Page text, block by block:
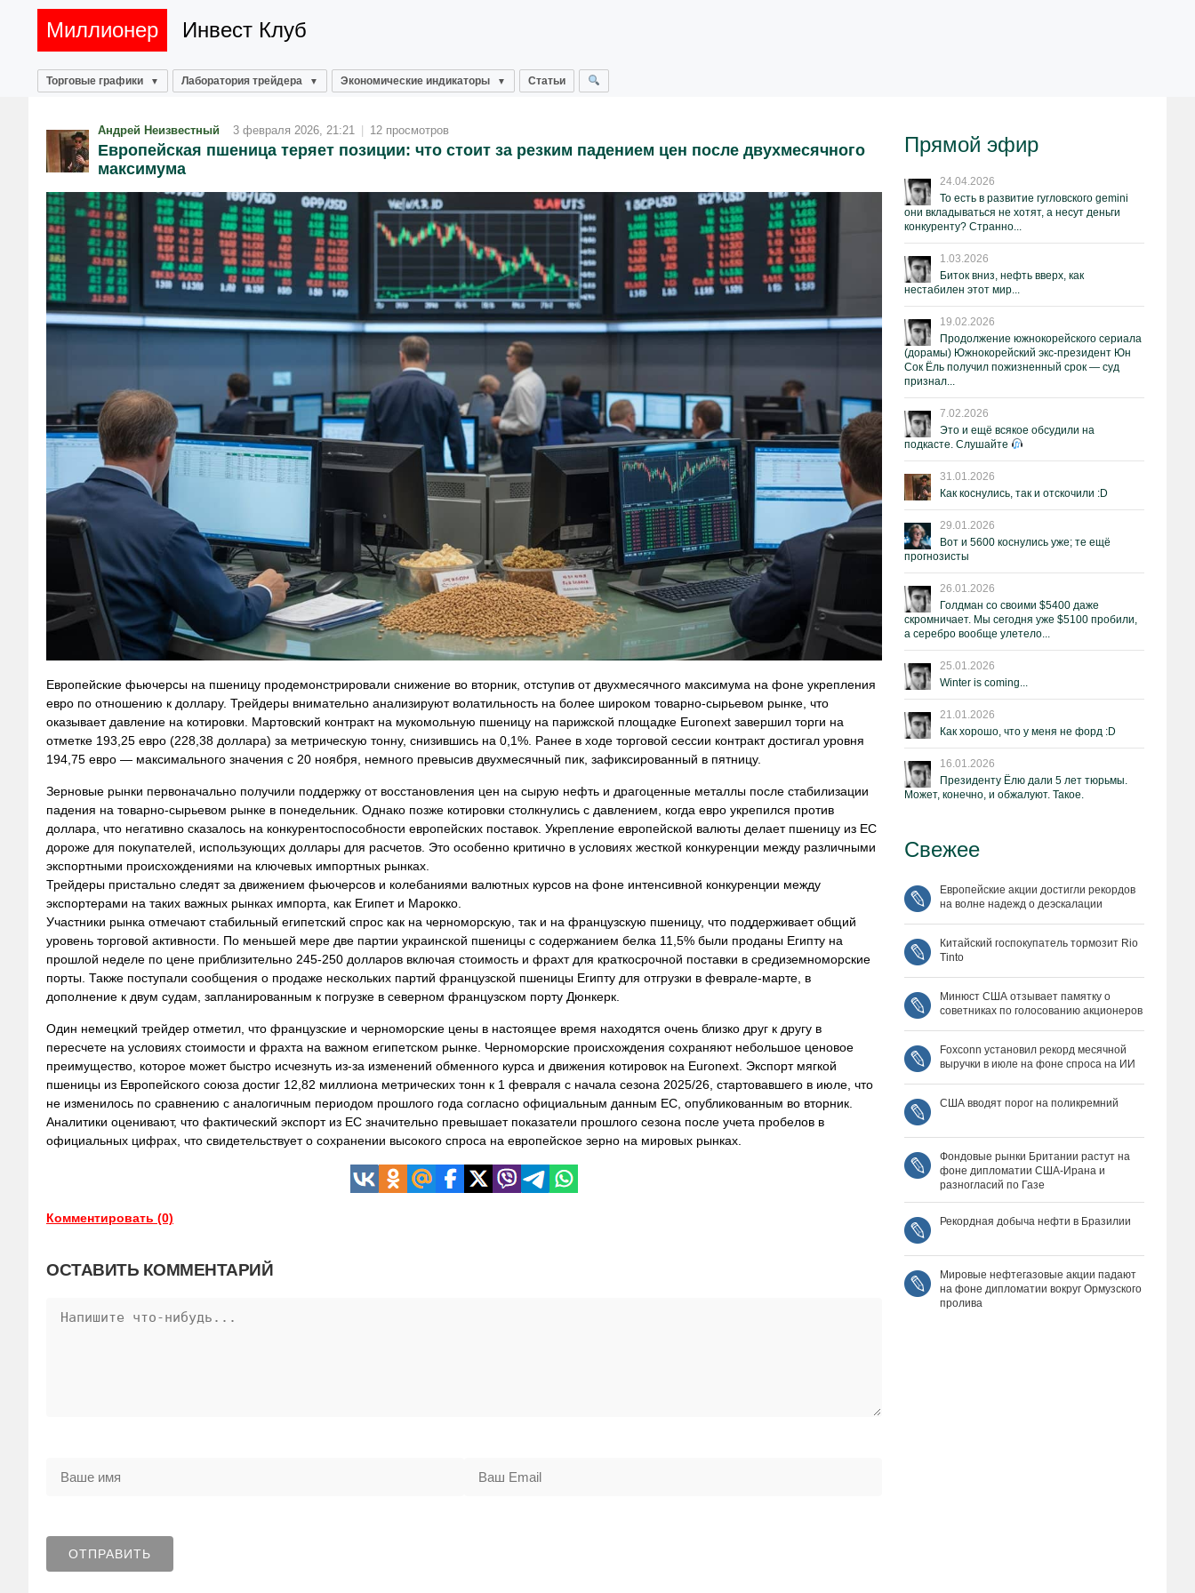
Миллионер Инвест Клуб
Торговые графики Лаборатория трейдера Экономические индикаторы Статьи
Андрей Неизвестный 3 февраля 2026, 21:21 12 просмотров
Европейская пшеница теряет позиции: что стоит за резким падением цен после двухмесячного
максимума
Европейские фьючерсы на пшеницу продемонстрировали снижение во вторник, отступив от двухмесячного максимума на фоне укрепления
евро по отношению к доллару. Трейдеры внимательно анализируют волатильность на более широком товарно-сырьевом рынке, что
оказывает давление на котировки. Мартовский контракт на мукомольную пшеницу на парижской площадке Euronext завершил торги на
отметке 193,25 евро (228,38 доллара) за метрическую тонну, снизившись на 0,1%. Ранее в ходе торговой сессии контракт достигал уровня
194,75 евро — максимального значения с 20 ноября, немного превысив двухмесячный пик, зафиксированный в пятницу.
Зерновые рынки первоначально получили поддержку от восстановления цен на сырую нефть и драгоценные металлы после стабилизации
падения на товарно-сырьевом рынке в понедельник. Однако позже котировки столкнулись с давлением, когда евро укрепился против
доллара, что негативно сказалось на конкурентоспособности европейских поставок. Укрепление европейской валюты делает пшеницу из ЕС
дороже для покупателей, использующих доллары для расчетов. Это особенно критично в условиях жесткой конкуренции между различными
экспортными происхождениями на ключевых импортных рынках.
Трейдеры пристально следят за движением фьючерсов и колебаниями валютных курсов на фоне интенсивной конкуренции между
экспортерами на таких важных рынках импорта, как Египет и Марокко.
Участники рынка отмечают стабильный египетский спрос как на черноморскую, так и на французскую пшеницу, что поддерживает общий
уровень торговой активности. По меньшей мере две партии украинской пшеницы с содержанием белка 11,5% были проданы Египту на
прошлой неделе по цене приблизительно 245-250 долларов включая стоимость и фрахт для краткосрочной поставки в средиземноморские
порты. Также поступали сообщения о продаже нескольких партий французской пшеницы Египту для отгрузки в феврале-марте, в
дополнение к двум судам, запланированным к погрузке в северном французском порту Дюнкерк.
Один немецкий трейдер отметил, что французские и черноморские цены в настоящее время находятся очень близко друг к другу в
пересчете на условиях стоимости и фрахта на важном египетском рынке. Черноморские происхождения сохраняют небольшое ценовое
преимущество, которое может быстро исчезнуть из-за изменений обменного курса и движения котировок на Euronext. Экспорт мягкой
пшеницы из Европейского союза достиг 12,82 миллиона метрических тонн к 1 февраля с начала сезона 2025/26, стартовавшего в июле, что
не изменилось по сравнению с аналогичным периодом прошлого года согласно официальным данным ЕС, опубликованным во вторник.
Аналитики оценивают, что фактический экспорт из ЕС значительно превышает показатели прошлого сезона после учета пробелов в
официальных цифрах, что свидетельствует о сохранении высокого спроса на европейское зерно на мировых рынках.
Комментировать (0)
ОСТАВИТЬ КОММЕНТАРИЙ
Прямой эфир
24.04.2026
То есть в развитие гугловского gemini
они вкладываться не хотят, а несут деньги
конкуренту? Странно...
1.03.2026
Биток вниз, нефть вверх, как
нестабилен этот мир...
19.02.2026
Продолжение южнокорейского сериала
(дорамы) Южнокорейский экс-президент Юн
Сок Ёль получил пожизненный срок — суд
признал...
7.02.2026
Это и ещё всякое обсудили на
подкасте. Слушайте
31.01.2026
Как коснулись, так и отскочили :D
29.01.2026
Вот и 5600 коснулись уже; те ещё
прогнозисты
26.01.2026
Голдман со своими $5400 даже
скромничает. Мы сегодня уже $5100 пробили,
а серебро вообще улетело...
25.01.2026
Winter is coming...
21.01.2026
Как хорошо, что у меня не форд :D
16.01.2026
Президенту Ёлю дали 5 лет тюрьмы.
Может, конечно, и обжалуют. Такое.
Свежее
Европейские акции достигли рекордов
на волне надежд о деэскалации
Китайский госпокупатель тормозит Rio
Tinto
Минюст США отзывает памятку о
советниках по голосованию акционеров
Foxconn установил рекорд месячной
выручки в июле на фоне спроса на ИИ
США вводят порог на поликремний
Фондовые рынки Британии растут на
фоне дипломатии США‑Ирана и
разногласий по Газе
Рекордная добыча нефти в Бразилии
Мировые нефтегазовые акции падают
на фоне дипломатии вокруг Ормузского
пролива